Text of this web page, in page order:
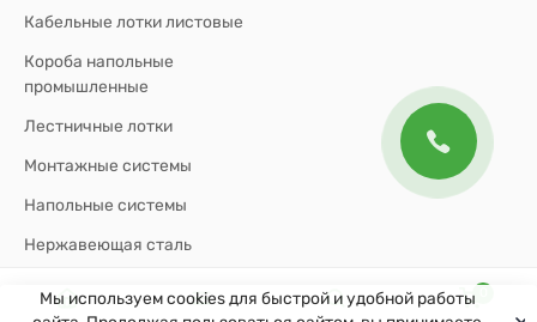
Кабельные лотки листовые
Короба напольные
промышленные
Лестничные лотки
Монтажные системы
Напольные системы
Нержавеющая сталь
Мы используем cookies для быстрой и удобной работы